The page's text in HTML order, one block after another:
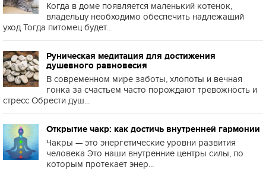
Когда в доме появляется маленький котенок,
владельцу необходимо обеспечить надлежащий
уход Тогда питомец будет...
Руническая медитация для достижения
душевного равновесия
В современном мире заботы, хлопоты и вечная
гонка за счастьем часто порождают тревожность и
стресс Обрести душ...
Открытие чакр: как достичь внутренней гармонии
Чакры — это энергетические уровни развития
человека Это наши внутренние центры силы, по
которым протекает энер...